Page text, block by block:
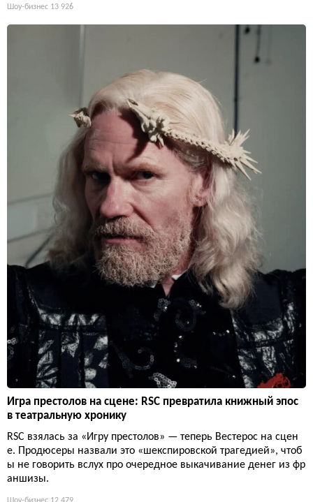
Шоу-бизнес 13 926
Игра престолов на сцене: RSC превратила книжный эпос
в театральную хронику
RSC взялась за «Игру престолов» — теперь Вестерос на сцен
е. Продюсеры назвали это «шекспировской трагедией», чтоб
ы не говорить вслух про очередное выкачивание денег из фр
аншизы.